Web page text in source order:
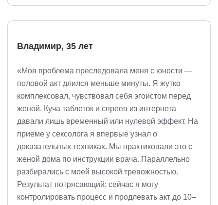
Владимир, 35 лет
«Моя проблема преследовала меня с юности —
половой акт длился меньше минуты. Я жутко
комплексовал, чувствовал себя эгоистом перед
женой. Куча таблеток и спреев из интернета
давали лишь временный или нулевой эффект. На
приеме у сексолога я впервые узнал о
доказательных техниках. Мы практиковали это с
женой дома по инструкции врача. Параллельно
разбирались с моей высокой тревожностью.
Результат потрясающий: сейчас я могу
контролировать процесс и продлевать акт до 10–